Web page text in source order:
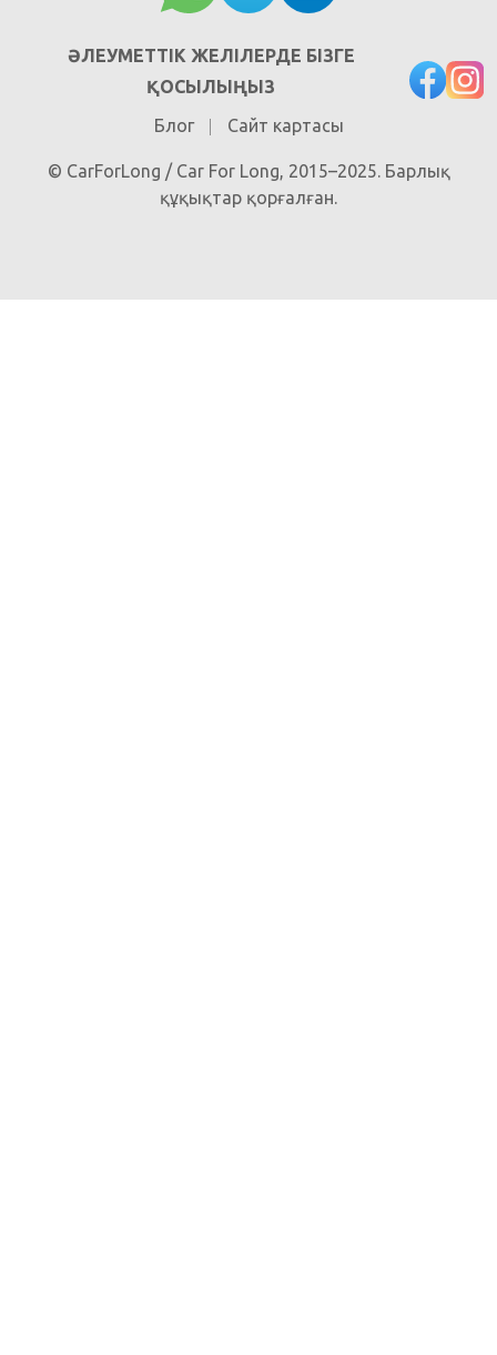
ӘЛЕУМЕТТІК ЖЕЛІЛЕРДЕ БІЗГЕ
ҚОСЫЛЫҢЫЗ
Блог
Сайт картасы
© CarForLong / Car For Long, 2015–2025. Барлық
құқықтар қорғалған.